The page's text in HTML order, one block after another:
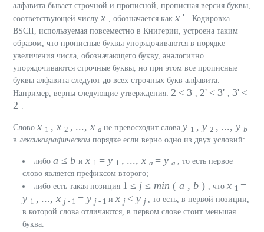
алфавита бывает строчной и прописной, прописная версия буквы,
соответствующей числу x , обозначается как x '
. Кодировка
BSCII, используемая повсеместно в Книгерии, устроена таким
образом, что прописные буквы упорядочиваются в порядке
увеличения числа, обозначающего букву, аналогично
упорядочиваются строчные буквы, но при этом все прописные
буквы алфавита следуют до всех строчных букв алфавита.
Например, верны следующие утверждения: 2 < 3 2' < 3'
3' <
2
Слово x 1 , x 2 , ..., x a не превосходит слова y 1 , y 2 , ..., y b
в лексикографическом порядке если верно одно из двух условий:
либо a ≤ b и x 1 = y 1 , ..., x a = y a
, то есть первое
слово является префиксом второго;
либо есть такая позиция 1 ≤ j ≤ min ( a , b ) , что x 1 =
y 1 , ..., x j - 1 = y j - 1 и x j < y j
, то есть, в первой позиции,
в которой слова отличаются, в первом слове стоит меньшая
буква.